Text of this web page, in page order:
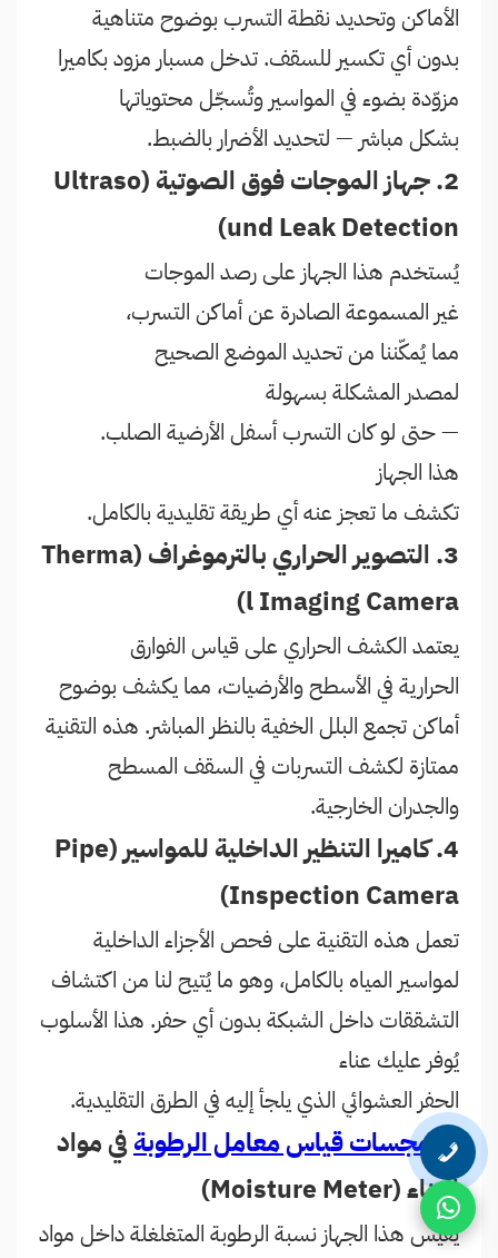
الأماكن وتحديد نقطة التسرب بوضوح متناهية
بدون أي تكسير للسقف. تدخل مسبار مزود بكاميرا
مزوّدة بضوء في المواسير وتُسجّل محتوياتها
بشكل مباشر — لتحديد الأضرار بالضبط.
2. جهاز الموجات فوق الصوتية (Ultraso
und Leak Detection)
يُستخدم هذا الجهاز على رصد الموجات
غير المسموعة الصادرة عن أماكن التسرب،
مما يُمكّننا من تحديد الموضع الصحيح
لمصدر المشكلة بسهولة
— حتى لو كان التسرب أسفل الأرضية الصلب.
هذا الجهاز
تكشف ما تعجز عنه أي طريقة تقليدية بالكامل.
3. التصوير الحراري بالترموغراف (Therma
l Imaging Camera)
يعتمد الكشف الحراري على قياس الفوارق
الحرارية في الأسطح والأرضيات، مما يكشف بوضوح
أماكن تجمع البلل الخفية بالنظر المباشر. هذه التقنية
ممتازة لكشف التسربات في السقف المسطح
والجدران الخارجية.
4. كاميرا التنظير الداخلية للمواسير (Pipe
Inspection Camera)
تعمل هذه التقنية على فحص الأجزاء الداخلية
لمواسير المياه بالكامل، وهو ما يُتيح لنا من اكتشاف
التشققات داخل الشبكة بدون أي حفر. هذا الأسلوب
يُوفر عليك عناء
الحفر العشوائي الذي يلجأ إليه في الطرق التقليدية.
5. مجسات قياس معامل الرطوبةفي مواد
البناء (Moisture Meter)
يقيس هذا الجهاز نسبة الرطوبة المتغلغلة داخل مواد